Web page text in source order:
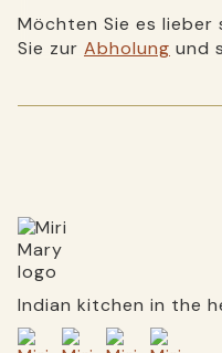
Möchten Sie es lieber
Sie zur Abholung und
Indian kitchen in the